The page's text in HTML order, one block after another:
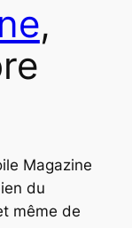
,
Magazine
du
même de